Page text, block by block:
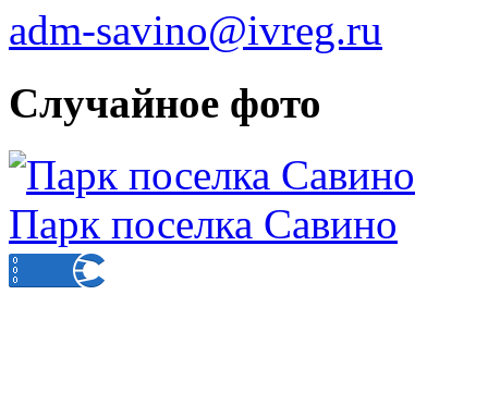
adm-savino@ivreg.ru
Случайное фото
Парк поселка Савино